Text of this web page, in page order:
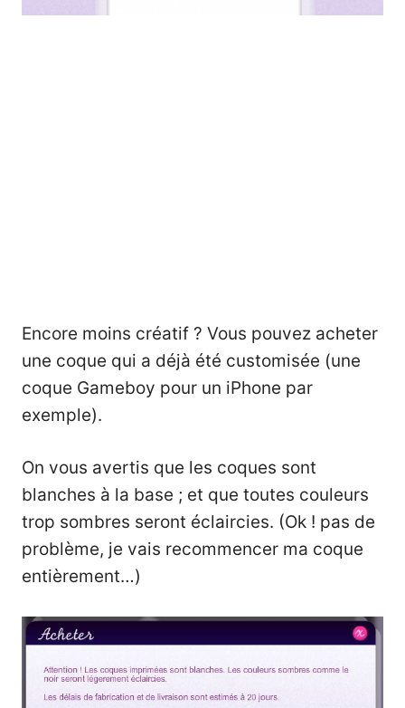
Encore moins créatif ? Vous pouvez acheter
une coque qui a déjà été customisée (une
coque Gameboy pour un iPhone par
exemple).
On vous avertis que les coques sont
blanches à la base ; et que toutes couleurs
trop sombres seront éclaircies. (Ok ! pas de
problème, je vais recommencer ma coque
entièrement…)